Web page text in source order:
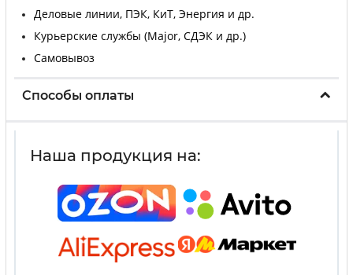
Деловые линии, ПЭК, КиТ, Энергия и др.
Курьерские службы (Major, СДЭК и др.)
Самовывоз
Способы оплаты
Наша продукция на: